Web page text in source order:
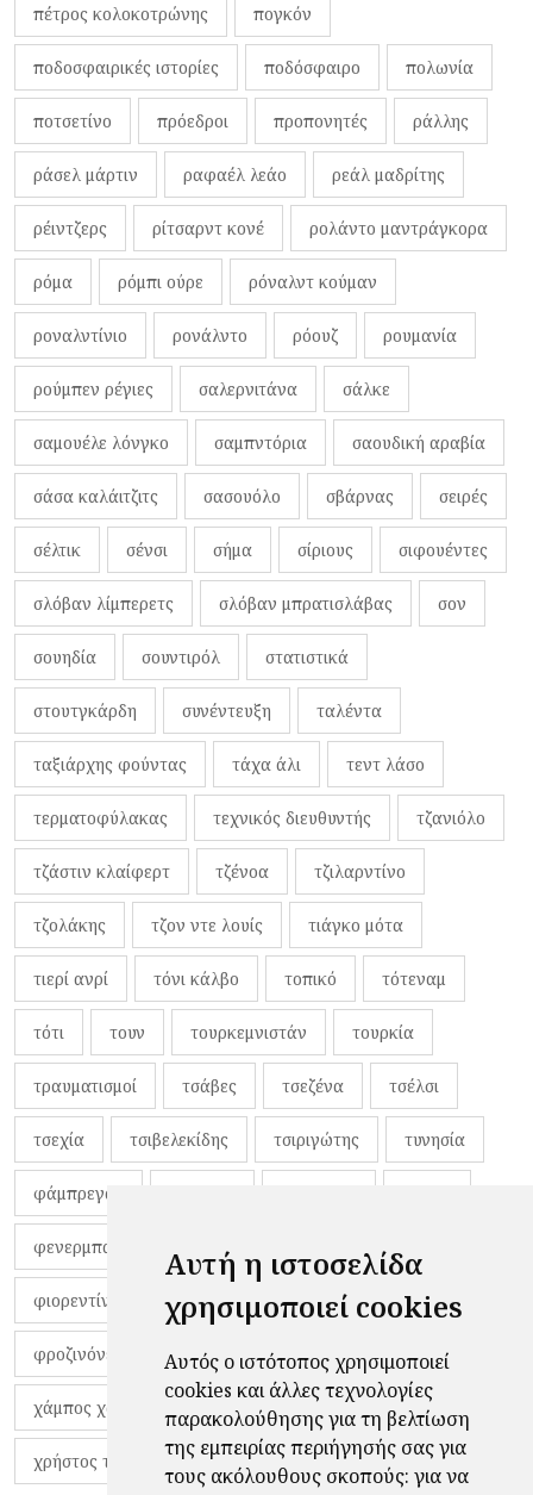
Αυτή η ιστοσελίδα
χρησιμοποιεί cookies
Αυτός ο ιστότοπος χρησιμοποιεί
cookies και άλλες τεχνολογίες
παρακολούθησης για τη βελτίωση
της εμπειρίας περιήγησής σας για
τους ακόλουθους σκοπούς: για να
πέτρος κολοκοτρώνης πογκόν
ποδοσφαιρικές ιστορίες ποδόσφαιρο πολωνία
ποτσετίνο πρόεδροι προπονητές ράλλης
ράσελ μάρτιν ραφαέλ λεάο ρεάλ μαδρίτης
ρέιντζερς ρίτσαρντ κονέ ρολάντο μαντράγκορα
ρόμα ρόμπι ούρε ρόναλντ κούμαν
ροναλντίνιο ρονάλντο ρόουζ ρουμανία
ρούμπεν ρέγιες σαλερνιτάνα σάλκε
σαμουέλε λόνγκο σαμπντόρια σαουδική αραβία
σάσα καλάιτζιτς σασουόλο σβάρνας σειρές
σέλτικ σένσι σήμα σίριους σιφουέντες
σλόβαν λίμπερετς σλόβαν μπρατισλάβας σον
σουηδία σουντιρόλ στατιστικά
στουτγκάρδη συνέντευξη ταλέντα
ταξιάρχης φούντας τάχα άλι τεντ λάσο
τερματοφύλακας τεχνικός διευθυντής τζανιόλο
τζάστιν κλαίφερτ τζένοα τζιλαρντίνο
τζολάκης τζον ντε λουίς τιάγκο μότα
τιερί ανρί τόνι κάλβο τοπικό τότεναμ
τότι τουν τουρκεμνιστάν τουρκία
τραυματισμοί τσάβες τσεζένα τσέλσι
τσεχία τσιβελεκίδης τσιριγώτης τυνησία
φάμπρεγας
φενερμπαχτσέ φερνάντο τόρες φίλαθλοι
φιορεντίνα φιρμίνο φρανκ ντε μπουρ
φροζινόνε φωκικός χαβίτο
χάμπος χαραλάμπους χάρι πότερ
χρήστος τζόλης